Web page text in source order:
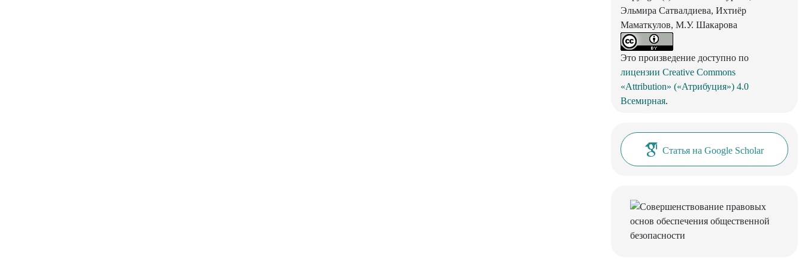
Эльмира Сатвалдиева, Ихтиёр
Маматкулов, М.У. Шакарова
Это произведение доступно по
лицензии Creative Commons
«Attribution» («Атрибуция») 4.0
Всемирная.
Статья на Google Scholar